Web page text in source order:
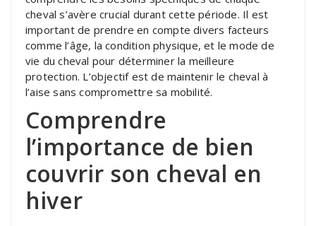
cheval s’avère crucial durant cette période. Il est
important de prendre en compte divers facteurs
comme l’âge, la condition physique, et le mode de
vie du cheval pour déterminer la meilleure
protection. L’objectif est de maintenir le cheval à
l’aise sans compromettre sa mobilité.
Comprendre
l’importance de bien
couvrir son cheval en
hiver